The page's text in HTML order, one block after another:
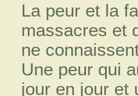
La peur et la
massacres et
ne
Une peur qui
jour en jour et